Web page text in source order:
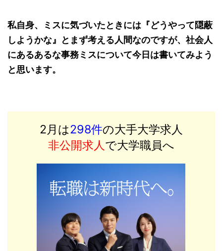
私自身、ミスに気づいたときには『どうやって隠蔽
しようかな』とまず考える人間なのですが、社会人
にあるあるな事務ミスについて今日は書いてみよう
と思います。
2月は298件の大手大学求人
非公開求人で大学職員へ